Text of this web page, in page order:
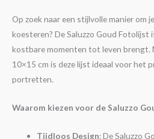
Op zoek naar een stijlvolle manier om
koesteren? De Saluzzo Goud Fotolijst
kostbare momenten tot leven brengt.
10×15 cm is deze lijst ideaal voor het
portretten.
Waarom kiezen voor de Saluzzo
Tijdloos Design: De Saluzzo